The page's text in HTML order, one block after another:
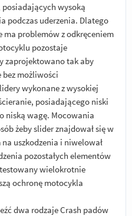
wysoką
podczas uderzenia. Dlatego
problemów z odkręceniem
pozostaje
zaprojektowano tak aby
bez możliwości
wykonane z wysokiej
posiadającego niski
niską wagę. Mocowania
żeby slider znajdował się w
uszkodzenia i niwelował
pozostałych elementów
wielokrotnie
ochronę motocykla
dwa rodzaje Crash padów